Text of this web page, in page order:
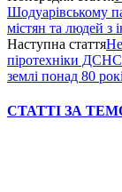
Шодуарівському
містян та людей з
Наступна стаття
піротехніки ДСНС
землі понад 80
СТАТТІ ЗА